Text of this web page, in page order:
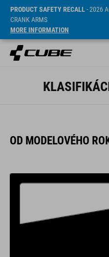
PRODUCT SAFETY RECALL- 2026
CRANK ARMS
MORE INFORMATION
OD MODELOVÉHO